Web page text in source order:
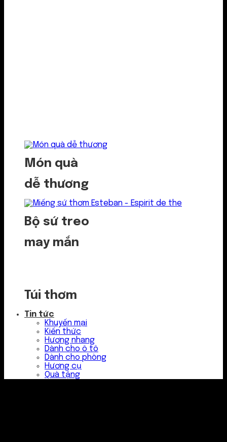
Món quà
dễ thương
Bộ sứ treo
may mắn
Túi thơm
Tin tức
Khuyến mại
Kiến thức
Hương nhang
Dành cho ô tô
Dành cho phòng
Hương cụ
Quà tặng